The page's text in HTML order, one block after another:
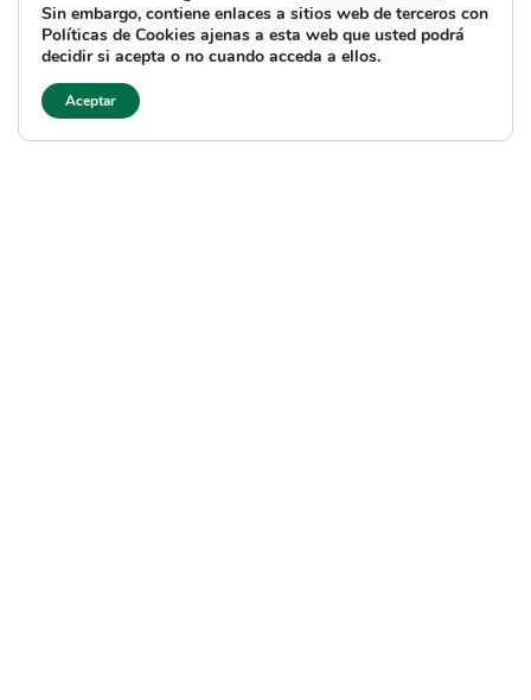
Sin embargo, contiene enlaces a sitios web de terceros con
Políticas de Cookies ajenas a esta web que usted podrá
decidir si acepta o no cuando acceda a ellos.
Aceptar